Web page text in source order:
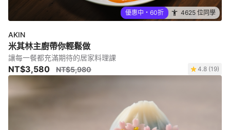
優惠中・60折 4625 位同學
AKIN
米其林主廚帶你輕鬆做
讓每一餐都充滿期待的居家料理課
NT$3,580 NT$5,980 4.8 (19)